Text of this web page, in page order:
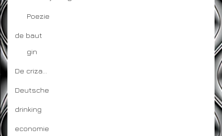
Poezie
de baut
gin
De criza…
Deutsche
drinking
economie